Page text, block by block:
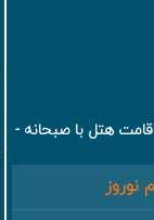
هتل با صبحانه -
نوروز